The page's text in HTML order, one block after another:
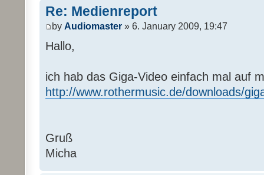
Re: Medienreport
by Audiomaster » 6. January 2009, 19:47
Hallo,
ich hab das Giga-Video einfach mal auf
http://www.rothermusic.de/downloads/
Gruß
Micha